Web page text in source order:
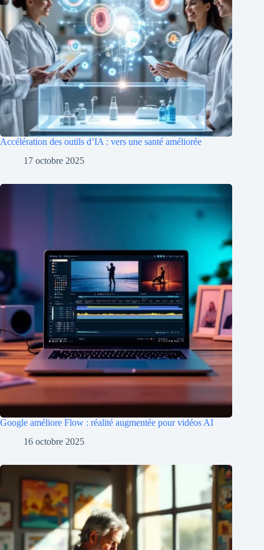
Accélération des outils d’IA : vers une santé améliorée
17 octobre 2025
Google améliore Flow : réalité augmentée pour vidéos AI
16 octobre 2025